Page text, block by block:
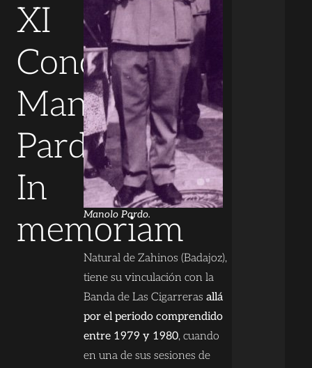
XI
Concierto
Manolo
Pardo...
In
memoriam
Manolo Pardo.
Natural de Zahinos (Badajoz),
tiene su vinculación con la
Banda de Las Cigarrerasallá
por el periodo comprendido
entre 1979 y 1980, cuando
en una de sus sesiones de